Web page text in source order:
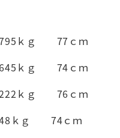
ｋｇ 77ｃｍ
ｋｇ 74ｃｍ
ｋｇ 76ｃｍ
ｋｇ 74ｃｍ